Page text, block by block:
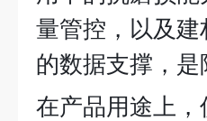
量管控，以及
的数据支撑，
在产品用途上